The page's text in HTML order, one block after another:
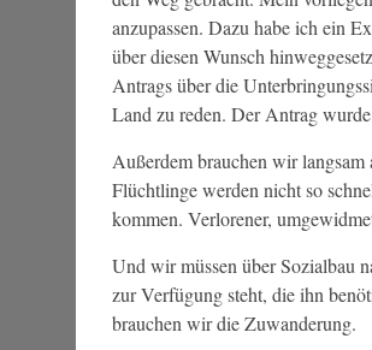
anzupassen. Dazu habe ich ein
über diesen Wunsch
Antrags über die
Land zu reden. Der Antrag
Außerdem brauchen wir
Flüchtlinge werden nicht so
kommen. Verlorener,
Und wir müssen über Sozialbau
zur Verfügung steht, die ihn
brauchen wir die Zuwanderung.